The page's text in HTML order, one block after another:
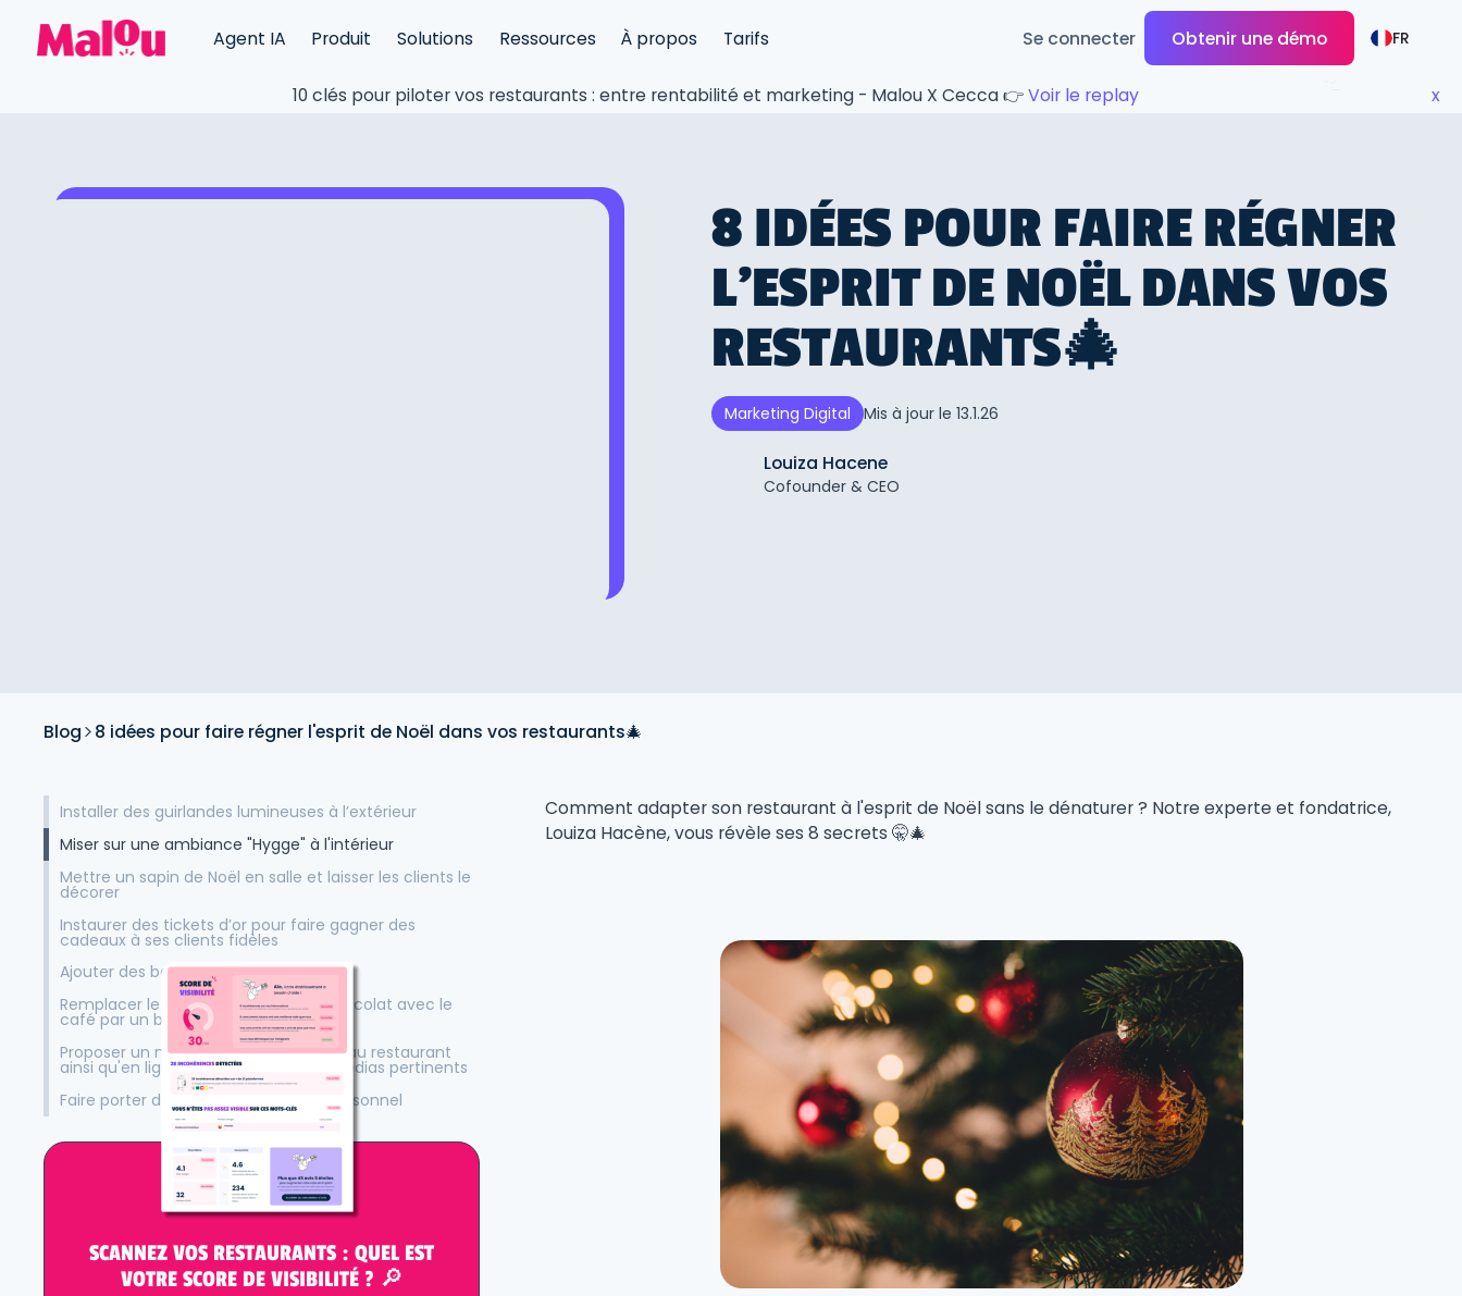
Agent IA Produit Solutions Ressources À propos Tarifs Se connecter Obtenir une démo FR
10 clés pour piloter vos restaurants : entre rentabilité et marketing - Malou X Cecca 👉Voir le replay x
8 IDÉES POUR FAIRE RÉGNER
L'ESPRIT DE NOËL DANS VOS
RESTAURANTS🎄
Marketing Digital Mis à jour le13.1.26
Louiza Hacene
Cofounder & CEO
Blog 8 idées pour faire régner l'esprit de Noël dans vos restaurants🎄
Installer des guirlandes lumineuses à l’extérieur
Miser sur une ambiance "Hygge" à l'intérieur
Mettre un sapin de Noël en salle et laisser les clients le
décorer
Instaurer des tickets d’or pour faire gagner des
cadeaux à ses clients fidèles
Ajouter des boissons de Noël à la carte
Remplacer le traditionnel carré de chocolat avec le
café par un biscuit de Noël
Proposer un menu réveillon, l'afficher au restaurant
ainsi qu'en ligne, et le partager aux médias pertinents
Faire porter des pulls de Noël à son personnel
SCANNEZ VOS RESTAURANTS : QUEL EST
VOTRE SCORE DE VISIBILITÉ ? 🔎
Comment adapter son restaurant à l'esprit de Noël sans le dénaturer ? Notre experte et fondatrice,
Louiza Hacène, vous révèle ses 8 secrets 🤫🎄